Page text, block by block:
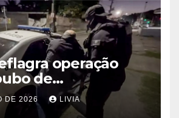
operação
de
oncológicos
DE 2026 LIVIA